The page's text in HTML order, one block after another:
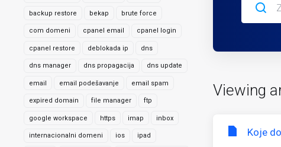
backup restore bekap brute force
com domeni cpanel email cpanel login
cpanel restore deblokada ip dns
dns manager dns propagacija dns update
email email podešavanje email spam
expired domain file manager ftp
google workspace https imap inbox
internacionalni domeni ios ipad
Viewing
Koje